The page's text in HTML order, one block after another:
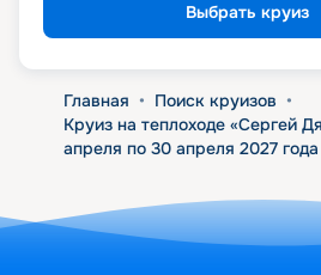
Выбрать круиз
Главная • Поиск круизов •
Круиз на теплоходе «Сергей
апреля по 30 апреля 2027 года